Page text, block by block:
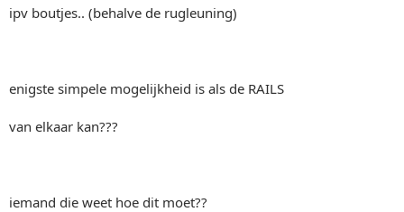
ipv boutjes.. (behalve de rugleuning)
enigste simpele mogelijkheid is als de RAILS
van elkaar kan???
iemand die weet hoe dit moet??